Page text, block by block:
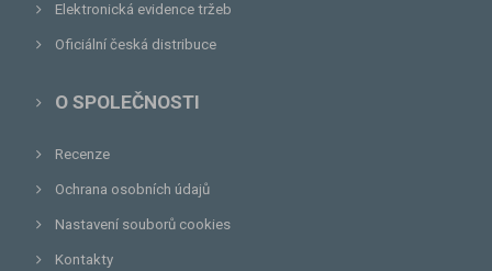
Elektronická evidence tržeb
Oficiální česká distribuce
O SPOLEČNOSTI
Recenze
Ochrana osobních údajů
Nastavení souborů cookies
Kontakty